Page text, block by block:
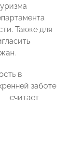
Также для
в
заботе
считает